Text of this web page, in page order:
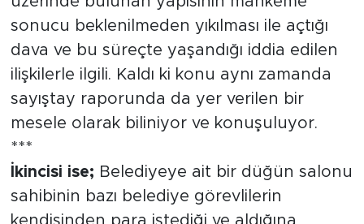
sonucu beklenilmeden yıkılması ile açtığı
dava ve bu süreçte yaşandığı iddia edilen
ilişkilerle ilgili. Kaldı ki konu aynı zamanda
sayıştay raporunda da yer verilen bir
mesele olarak biliniyor ve konuşuluyor.
***
İkincisi ise; Belediyeye ait bir düğün salonu
sahibinin bazı belediye görevlilerin